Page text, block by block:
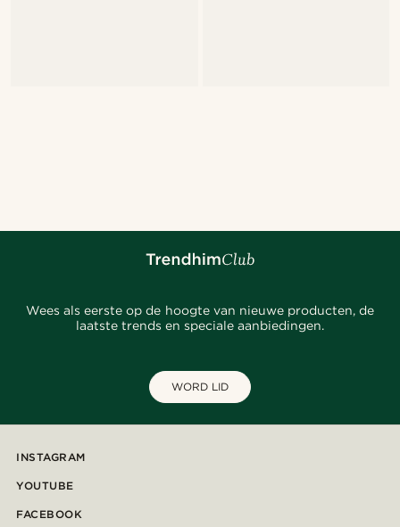
Wees als eerste op de hoogte van nieuwe producten, de
laatste trends en speciale aanbiedingen.
WORD LID
INSTAGRAM
YOUTUBE
FACEBOOK